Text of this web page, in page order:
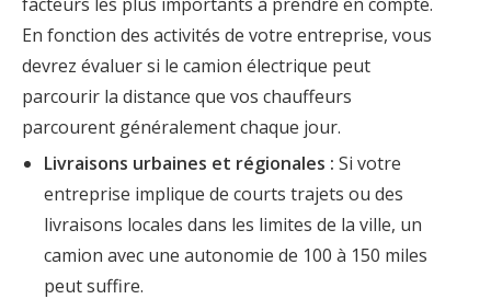
En fonction des activités de votre entreprise, vous
devrez évaluer si le camion électrique peut
parcourir la distance que vos chauffeurs
parcourent généralement chaque jour.
Livraisons urbaines et régionales : Si votre
entreprise implique de courts trajets ou des
livraisons locales dans les limites de la ville, un
camion avec une autonomie de 100 à 150 miles
peut suffire.